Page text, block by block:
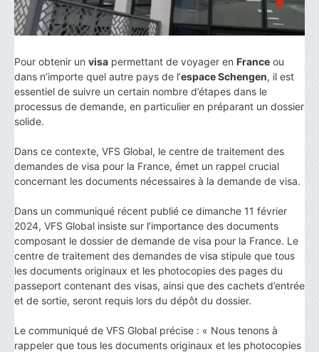
Pour obtenir un visa permettant de voyager en France ou
dans n’importe quel autre pays de l’espace Schengen, il est
essentiel de suivre un certain nombre d’étapes dans le
processus de demande, en particulier en préparant un dossier
solide.
Dans ce contexte, VFS Global, le centre de traitement des
demandes de visa pour la France, émet un rappel crucial
concernant les documents nécessaires à la demande de visa.
Dans un communiqué récent publié ce dimanche 11 février
2024, VFS Global insiste sur l’importance des documents
composant le dossier de demande de visa pour la France. Le
centre de traitement des demandes de visa stipule que tous
les documents originaux et les photocopies des pages du
passeport contenant des visas, ainsi que des cachets d’entrée
et de sortie, seront requis lors du dépôt du dossier.
Le communiqué de VFS Global précise : « Nous tenons à
rappeler que tous les documents originaux et les photocopies